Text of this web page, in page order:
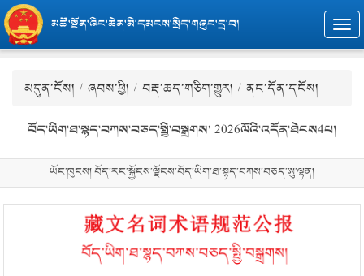
མཚོ་སྔོན་ཞིང་ཆེན་མི་དམངས་སྲིད་གཞུང་དྲ་བ།
མདུན་ངོས། / ཞབས་ཕྱི། / བརྡ་ཆད་གཅིག་གྱུར། / ནང་དོན་དངོས།
བོད་ཡིག་ཐ་སྙད་བཀས་བཅད་སྤྱི་བསྒྲགས། 2026ལོའི་འདོན་ཐེངས4པ།
ཡོང་ཁུངས། བོད་རང་སྐྱོངས་ལྗོངས་བོད་ཡིག་ཐ་སྙད་བཀས་བཅད་ཨུ་ལྷན།